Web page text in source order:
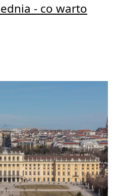
- co warto